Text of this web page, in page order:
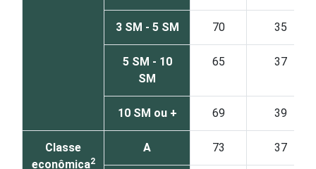
3 SM - 5 SM 70 35
5 SM - 10
SM
65 37
10 SM ou + 69 39
Classe
econômica2
A 73 37